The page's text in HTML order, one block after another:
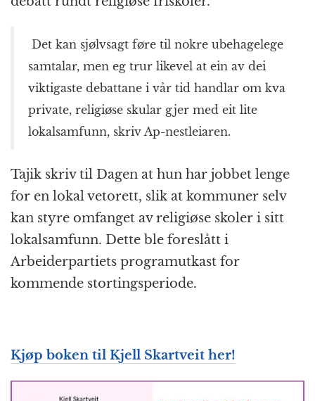
Det kan sjølvsagt føre til nokre ubehagelege
samtalar, men eg trur likevel at ein av dei
viktigaste debattane i vår tid handlar om kva
private, religiøse skular gjer med eit lite
lokalsamfunn, skriv Ap-nestleiaren.
Tajik skriv til Dagen at hun har jobbet lenge
for en lokal vetorett, slik at kommuner selv
kan styre omfanget av religiøse skoler i sitt
lokalsamfunn. Dette ble foreslått i
Arbeiderpartiets programutkast for
kommende stortingsperiode.
Kjøp boken til Kjell Skartveit her!